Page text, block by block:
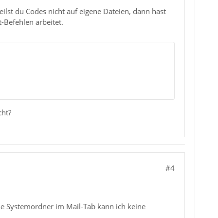
1e4pe8PI
9hAAACn0lEQVQ4jY2
PuXS+/GXTuM1TyvIghfL5
rilrouuWcVJjqWGU6XSYRgy2cDhKE3b
du Codes nicht auf eigene Dateien, dann hast
Befehlen arbeitet.
#4
Systemordner im Mail-Tab kann ich keine